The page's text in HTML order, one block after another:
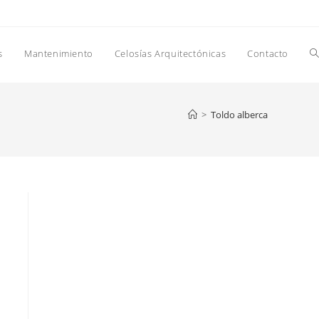
Mantenimiento Celosías Arquitectónicas Contacto
> Toldo alberca